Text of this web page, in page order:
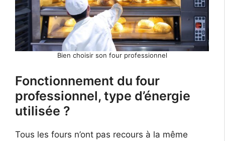
Bien choisir son four professionnel
Fonctionnement du four
professionnel, type d’énergie
utilisée ?
Tous les fours n’ont pas recours à la même